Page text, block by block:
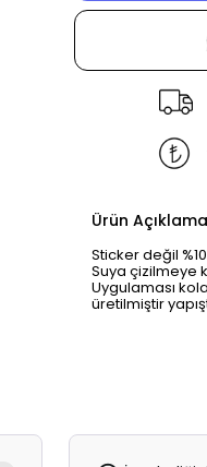
Ürün
Sticker değil
Suya çizilmeye
Uygulaması
üretilmiştir